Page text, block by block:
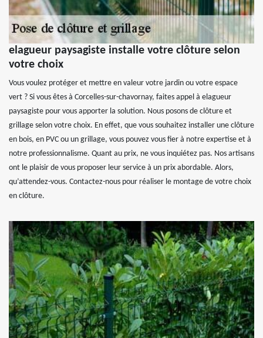
elagueur paysagiste installe votre clôture selon
votre choix
Vous voulez protéger et mettre en valeur votre jardin ou votre espace
vert ? Si vous êtes à Corcelles-sur-chavornay, faites appel à elagueur
paysagiste pour vous apporter la solution. Nous posons de clôture et
grillage selon votre choix. En effet, que vous souhaitez installer une clôture
en bois, en PVC ou un grillage, vous pouvez vous fier à notre expertise et à
notre professionnalisme. Quant au prix, ne vous inquiétez pas. Nos artisans
ont le plaisir de vous proposer leur service à un prix abordable. Alors,
qu’attendez-vous. Contactez-nous pour réaliser le montage de votre choix
en clôture.